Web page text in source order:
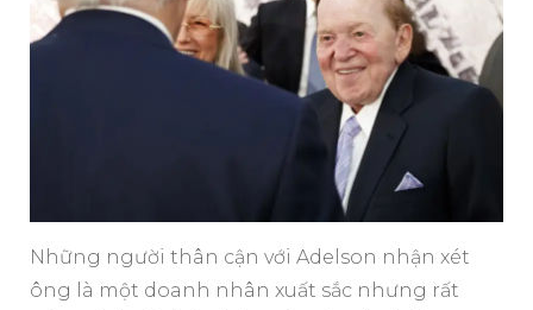
Những người thân cận với Adelson nhận xét
ông là một doanh nhân xuất sắc nhưng rất